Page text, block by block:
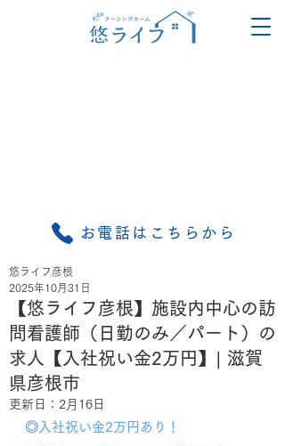
お電話はこちらから
【悠ライフ彦根】施設内中心の訪
問看護師（日勤のみ／パート）の
求人【入社祝い金2万円】| 滋賀
県彦根市
悠ライフ彦根
2025年10月31日
更新日： 2月16日
◎入社祝い金2万円あり！